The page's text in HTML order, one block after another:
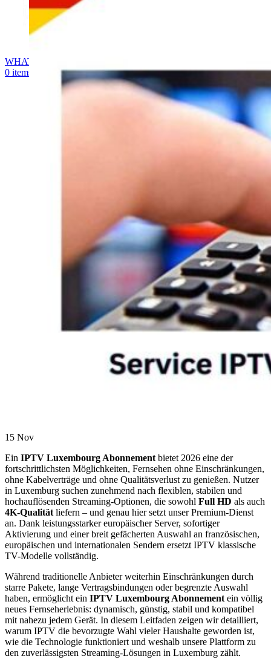
WHATSAPP
0 items
15 Nov
Ein IPTV Luxembourg Abonnement bietet 2026 eine der
fortschrittlichsten Möglichkeiten, Fernsehen ohne Einschränkungen,
ohne Kabelverträge und ohne Qualitätsverlust zu genießen. Nutzer
in Luxemburg suchen zunehmend nach flexiblen, stabilen und
hochauflösenden Streaming-Optionen, die sowohl Full HD als auch
4K-Qualität liefern – und genau hier setzt unser Premium-Dienst
an. Dank leistungsstarker europäischer Server, sofortiger
Aktivierung und einer breit gefächerten Auswahl an französischen,
europäischen und internationalen Sendern ersetzt IPTV klassische
TV-Modelle vollständig.
Während traditionelle Anbieter weiterhin Einschränkungen durch
starre Pakete, lange Vertragsbindungen oder begrenzte Auswahl
haben, ermöglicht ein IPTV Luxembourg Abonnement ein völlig
neues Fernseherlebnis: dynamisch, günstig, stabil und kompatibel
mit nahezu jedem Gerät. In diesem Leitfaden zeigen wir detailliert,
warum IPTV die bevorzugte Wahl vieler Haushalte geworden ist,
wie die Technologie funktioniert und weshalb unsere Plattform zu
den zuverlässigsten Streaming-Lösungen in Luxemburg zählt.